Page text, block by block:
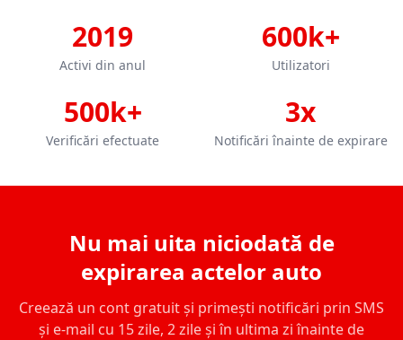
2019
Activi din anul
600k+
Utilizatori
500k+
Verificări efectuate
3x
Notificări înainte de expirare
Nu mai uita niciodată de
expirarea actelor auto
Creează un cont gratuit și primești notificări prin SMS
și e-mail cu 15 zile, 2 zile și în ultima zi înainte de